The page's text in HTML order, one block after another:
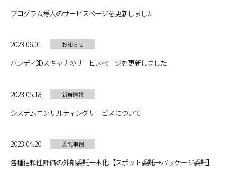
プログラム導入のサービスページを更新しました
2023.06.01 お知らせ
ハンディ3Dスキャナのサービスページを更新しました
2023.05.18 新着情報
システムコンサルティングサービスについて
2023.04.20 委託事例
各種信頼性評価の外部委託一本化【スポット委託→パッケージ委託】